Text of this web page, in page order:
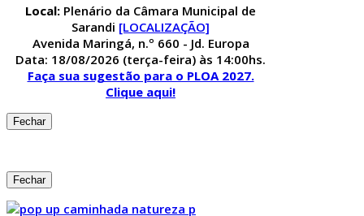
Local: Plenário da Câmara Municipal de
Sarandi [LOCALIZAÇÃO]
Avenida Maringá, n.º 660 - Jd. Europa
Data: 18/08/2026 (terça-feira) às 14:00hs.
Faça sua sugestão para o PLOA 2027.
Clique aqui!
Fechar
Fechar